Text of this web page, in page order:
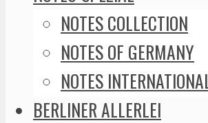
NOTES COLLECTION
NOTES OF GERMANY
NOTES INTERNATIONAL
BERLINER ALLERLEI